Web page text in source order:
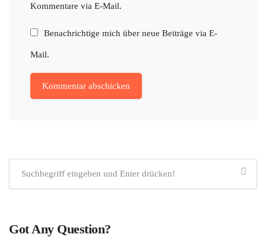
Kommentare via E-Mail.
Benachrichtige mich über neue Beiträge via E-
Mail.
Got Any Question?